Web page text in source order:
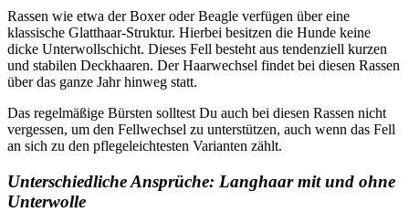
Rassen wie etwa der Boxer oder Beagle verfügen über eine
klassische Glatthaar-Struktur. Hierbei besitzen die Hunde keine
dicke Unterwollschicht. Dieses Fell besteht aus tendenziell kurzen
und stabilen Deckhaaren. Der Haarwechsel findet bei diesen Rassen
über das ganze Jahr hinweg statt.
Das regelmäßige Bürsten solltest Du auch bei diesen Rassen nicht
vergessen, um den Fellwechsel zu unterstützen, auch wenn das Fell
an sich zu den pflegeleichtesten Varianten zählt.
Unterschiedliche Ansprüche: Langhaar mit und ohne
Unterwolle